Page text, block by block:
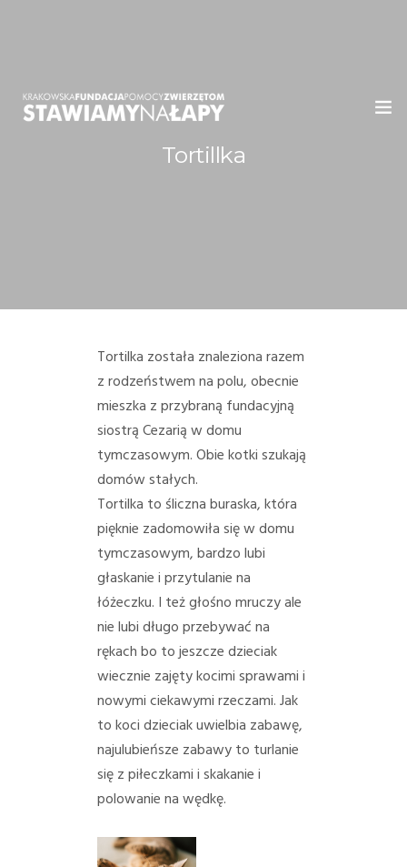
PRZYJACIELE
PORADY/PRAWO
Tortillka
Tortilka została znaleziona razem
z rodzeństwem na polu, obecnie
mieszka z przybraną fundacyjną
siostrą Cezarią w domu
tymczasowym. Obie kotki szukają
domów stałych.
Tortilka to śliczna buraska, która
pięknie zadomowiła się w domu
tymczasowym, bardzo lubi
głaskanie i przytulanie na
łóżeczku. I też głośno mruczy ale
nie lubi długo przebywać na
rękach bo to jeszcze dzieciak
wiecznie zajęty kocimi sprawami i
nowymi ciekawymi rzeczami. Jak
to koci dzieciak uwielbia zabawę,
najulubieńsze zabawy to turlanie
się z piłeczkami i skakanie i
polowanie na wędkę.